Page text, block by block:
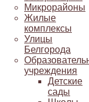
Микрорайоны
Жилые
комплексы
Улицы
Белгорода
учреждения
Детские
сады